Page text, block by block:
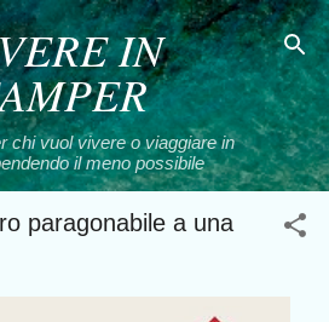
contenuti principali
IN
chi vuol vivere o viaggiare in
il meno possibile
paragonabile a una